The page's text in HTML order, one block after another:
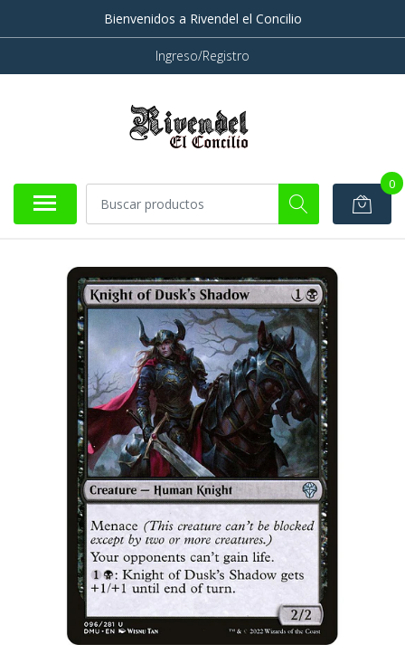
Bienvenidos a Rivendel el Concilio
Ingreso/Registro
0